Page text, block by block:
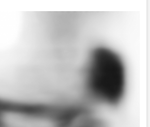
n